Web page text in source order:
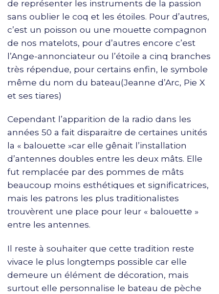
de représenter les instruments de la passion
sans oublier le coq et les étoiles. Pour d’autres,
c’est un poisson ou une mouette compagnon
de nos matelots, pour d’autres encore c’est
l’Ange-annonciateur ou l’étoile a cinq branches
très répendue, pour certains enfin, le symbole
même du nom du bateau(Jeanne d’Arc, Pie X
et ses tiares)
Cependant l’apparition de la radio dans les
années 50 a fait disparaitre de certaines unités
la « balouette »car elle gênait l’installation
d’antennes doubles entre les deux mâts. Elle
fut remplacée par des pommes de mâts
beaucoup moins esthétiques et significatrices,
mais les patrons les plus traditionalistes
trouvèrent une place pour leur « balouette »
entre les antennes.
Il reste à souhaiter que cette tradition reste
vivace le plus longtemps possible car elle
demeure un élément de décoration, mais
surtout elle personnalise le bateau de pèche